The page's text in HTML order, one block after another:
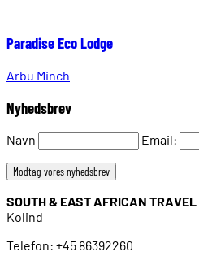
Paradise Eco Lodge
Arbu Minch
Nyhedsbrev
Navn Email:
SOUTH & EAST AFRICAN TRAVEL
Kolind
Telefon: +45 86392260